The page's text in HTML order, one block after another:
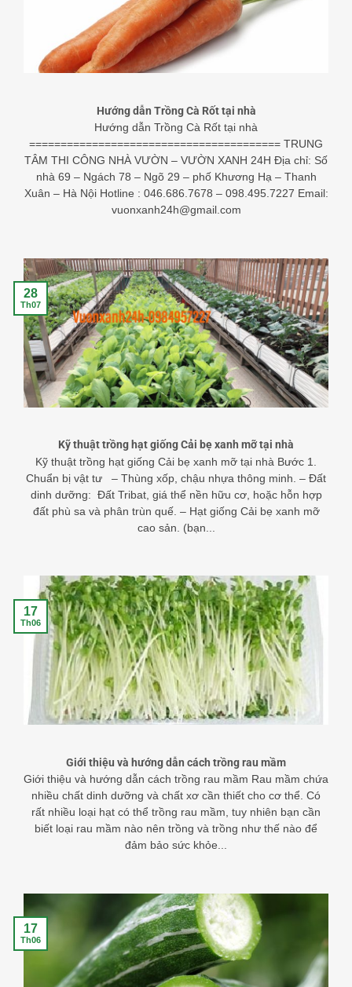
Hướng dẫn Trồng Cà Rốt tại nhà
Hướng dẫn Trồng Cà Rốt tại nhà
======================================== TRUNG
TÂM THI CÔNG NHÀ VƯỜN – VƯỜN XANH 24H Địa chỉ: Số
nhà 69 – Ngách 78 – Ngõ 29 – phố Khương Hạ – Thanh
Xuân – Hà Nội Hotline : 046.686.7678 – 098.495.7227 Email:
vuonxanh24h@gmail.com
Kỹ thuật trồng hạt giống Cải bẹ xanh mỡ tại nhà
Kỹ thuật trồng hạt giống Cải bẹ xanh mỡ tại nhà Bước 1.
Chuẩn bị vật tư – Thùng xốp, chậu nhựa thông minh. – Đất
dinh dưỡng: Đất Tribat, giá thể nền hữu cơ, hoặc hỗn hợp
đất phù sa và phân trùn quế. – Hạt giống Cải bẹ xanh mỡ
cao sản. (bạn...
28
Th07
Giới thiệu và hướng dẫn cách trồng rau mầm
Giới thiệu và hướng dẫn cách trồng rau mầm Rau mầm chứa
nhiều chất dinh dưỡng và chất xơ cần thiết cho cơ thể. Có
rất nhiều loại hạt có thể trồng rau mầm, tuy nhiên bạn cần
biết loại rau mầm nào nên trồng và trồng như thế nào để
đảm bảo sức khỏe...
17
Th06
17
Th06